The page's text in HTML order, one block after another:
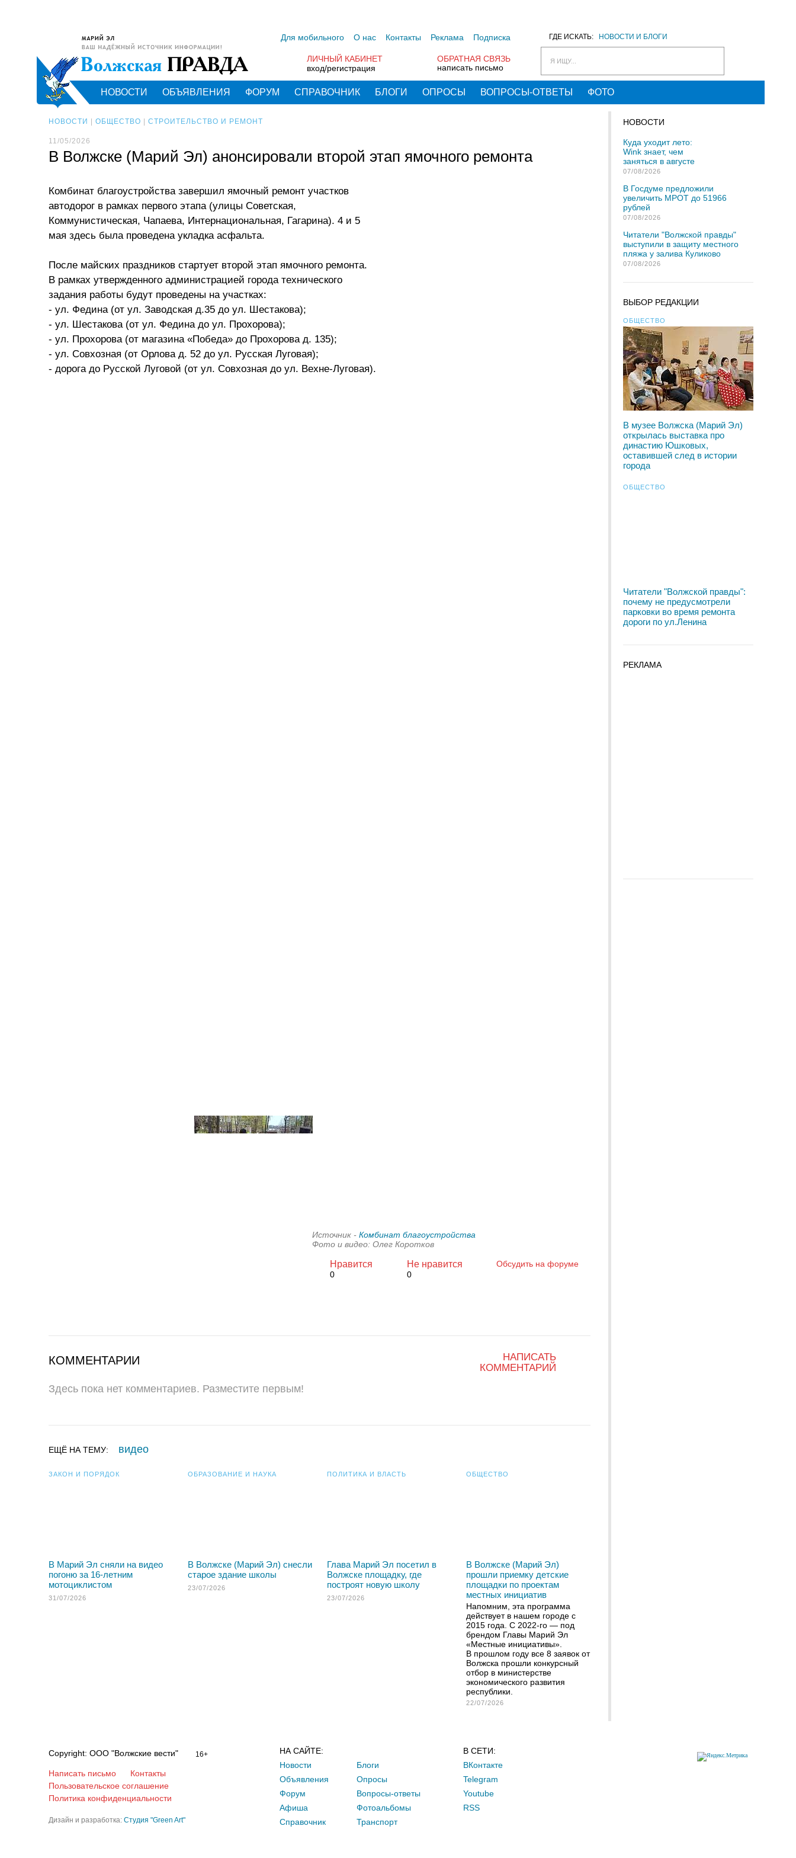
ГДЕ ИСКАТЬ: НОВОСТИ И БЛОГИ
Я ИЩУ...
Для мобильного О нас Контакты Реклама Подписка
ОБРАТНАЯ СВЯЗЬ
написать письмо
ЛИЧНЫЙ КАБИНЕТ
вход/регистрация
НОВОСТИ ОБЪЯВЛЕНИЯ ФОРУМ СПРАВОЧНИК БЛОГИ ОПРОСЫ ВОПРОСЫ-ОТВЕТЫ ФОТО
НОВОСТИ ОБЩЕСТВО СТРОИТЕЛЬСТВО И РЕМОНТ
11/05/2026
В Волжске (Марий Эл) анонсировали второй этап ямочного ремонта
Комбинат благоустройства завершил ямочный ремонт участков
автодорог в рамках первого этапа (улицы Советская,
Коммунистическая, Чапаева, Интернациональная, Гагарина). 4 и 5
мая здесь была проведена укладка асфальта.
После майских праздников стартует второй этап ямочного ремонта.
В рамках утвержденного администрацией города технического
задания работы будут проведены на участках:
- ул. Федина (от ул. Заводская д.35 до ул. Шестакова);
- ул. Шестакова (от ул. Федина до ул. Прохорова);
- ул. Прохорова (от магазина «Победа» до Прохорова д. 135);
- ул. Совхозная (от Орлова д. 52 до ул. Русская Луговая);
- дорога до Русской Луговой (от ул. Совхозная до ул. Вехне-Луговая).
Источник - Комбинат благоустройства
Фото и видео: Олег Коротков
Нравится
0
Не нравится
0
Обсудить на форуме
НАПИСАТЬ
КОММЕНТАРИЙ
КОММЕНТАРИИ
Здесь пока нет комментариев. Разместите первым!
ЕЩЁ НА ТЕМУ: видео
ЗАКОН И ПОРЯДОК
В Марий Эл сняли на видео
погоню за 16-летним
мотоциклистом
31/07/2026
ОБРАЗОВАНИЕ И НАУКА
В Волжске (Марий Эл) снесли
старое здание школы
23/07/2026
ПОЛИТИКА И ВЛАСТЬ
Глава Марий Эл посетил в
Волжске площадку, где
построят новую школу
23/07/2026
ОБЩЕСТВО
В Волжске (Марий Эл)
прошли приемку детские
площадки по проектам
местных инициатив
Напомним, эта программа
действует в нашем городе с
2015 года. С 2022-го — под
брендом Главы Марий Эл
«Местные инициативы».
В прошлом году все 8 заявок от
Волжска прошли конкурсный
отбор в министерстве
экономического развития
республики.
22/07/2026
НОВОСТИ
Куда уходит лето:
Wink знает, чем
заняться в августе
07/08/2026
В Госдуме предложили
увеличить МРОТ до 51966
рублей
07/08/2026
Читатели "Волжской правды"
выступили в защиту местного
пляжа у залива Куликово
07/08/2026
ВЫБОР РЕДАКЦИИ
ОБЩЕСТВО
В музее Волжска (Марий Эл)
открылась выставка про
династию Юшковых,
оставившей след в истории
города
ОБЩЕСТВО
Читатели "Волжской правды":
почему не предусмотрели
парковки во время ремонта
дороги по ул.Ленина
РЕКЛАМА
Copyright: ООО "Волжские вести" 16+
Написать письмо
Контакты
Пользовательское соглашение
Политика конфиденциальности
Дизайн и разработка: Студия "Green Art"
НА САЙТЕ:
Новости
Объявления
Форум
Афиша
Справочник
Блоги
Опросы
Вопросы-ответы
Фотоальбомы
Транспорт
В СЕТИ:
ВКонтакте
Telegram
Youtube
RSS